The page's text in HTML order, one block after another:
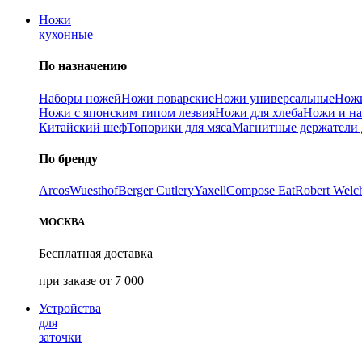
Ножи
кухонные
По назначению
Наборы ножейНожи поварскиеНожи универсальные
Ножи с японским типом лезвияНожи для хлебаНожи и
Китайский шефТопорики для мясаМагнитные держатели
По бренду
ArcosWuesthofBerger CutleryYaxellCompose EatRobert
МОСКВА
Бесплатная доставка
при заказе от 7 000
Устройства
для
заточки